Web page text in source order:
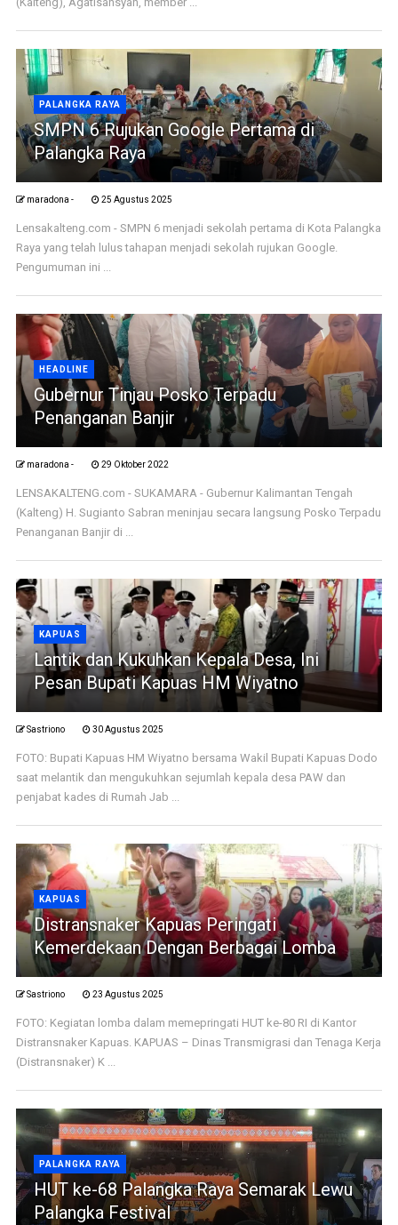
PALANGKA RAYA
SMPN 6 Rujukan Google Pertama di
Palangka Raya
maradona - 25 Agustus 2025
Lensakalteng.com - SMPN 6 menjadi sekolah pertama di Kota Palangka
Raya yang telah lulus tahapan menjadi sekolah rujukan Google.
Pengumuman ini ...
HEADLINE
Gubernur Tinjau Posko Terpadu
Penanganan Banjir
maradona - 29 Oktober 2022
LENSAKALTENG.com - SUKAMARA - Gubernur Kalimantan Tengah
(Kalteng) H. Sugianto Sabran meninjau secara langsung Posko Terpadu
Penanganan Banjir di ...
KAPUAS
Lantik dan Kukuhkan Kepala Desa, Ini
Pesan Bupati Kapuas HM Wiyatno
Sastriono 30 Agustus 2025
FOTO: Bupati Kapuas HM Wiyatno bersama Wakil Bupati Kapuas Dodo
saat melantik dan mengukuhkan sejumlah kepala desa PAW dan
penjabat kades di Rumah Jab ...
KAPUAS
Distransnaker Kapuas Peringati
Kemerdekaan Dengan Berbagai Lomba
Sastriono 23 Agustus 2025
FOTO: Kegiatan lomba dalam memepringati HUT ke-80 RI di Kantor
Distransnaker Kapuas. KAPUAS – Dinas Transmigrasi dan Tenaga Kerja
(Distransnaker) K ...
PALANGKA RAYA
HUT ke-68 Palangka Raya Semarak Lewu
Palangka Festival